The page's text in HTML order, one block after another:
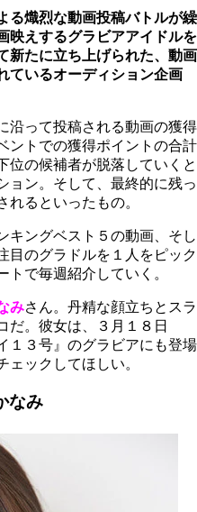
る熾烈な動画投稿バトルが繰
映えするグラビアアイドルを
新たに立ち上げられた、動画
ているオーディション企画
沿って投稿される動画の獲得
ントでの獲得ポイントの合計
位の候補者が脱落していくと
ョン。そして、最終的に残っ
れるといったもの。
キングベスト５の動画、そし
目のグラドルを１人をピック
で毎週紹介していく。
みさん。丹精な顔立ちとスラ
だ。彼女は、３月１８日
１３号』のグラビアにも登場
ックしてほしい。
なみ